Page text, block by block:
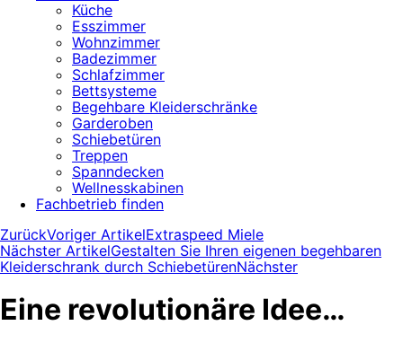
Küche
Esszimmer
Wohnzimmer
Badezimmer
Schlafzimmer
Bettsysteme
Begehbare Kleiderschränke
Garderoben
Schiebetüren
Treppen
Spanndecken
Wellnesskabinen
Fachbetrieb finden
ZurückVoriger ArtikelExtraspeed Miele
Nächster ArtikelGestalten Sie Ihren eigenen begehbaren
Kleiderschrank durch SchiebetürenNächster
Eine revolutionäre Idee…